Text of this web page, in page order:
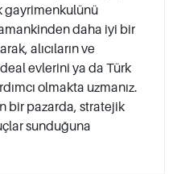
gayrimenkulünü
daha iyi bir
alıcıların ve
ideal evlerini ya da Türk
olmakta uzmanız.
bir pazarda, stratejik
sunduğuna